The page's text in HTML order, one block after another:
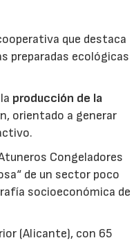
que destaca
preparadas ecológicas
producción de la
orientado a generar
Congeladores
de un sector poco
socioeconómica de
(Alicante), con 65